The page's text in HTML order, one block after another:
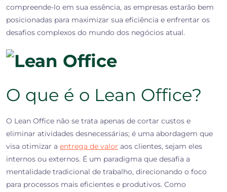
compreende-lo em sua essência, as empresas estarão bem
posicionadas para maximizar sua eficiência e enfrentar os
desafios complexos do mundo dos negócios atual.
O que é o Lean Office?
O Lean Office não se trata apenas de cortar custos e
eliminar atividades desnecessárias; é uma abordagem que
visa otimizar a entrega de valor aos clientes, sejam eles
internos ou externos. É um paradigma que desafia a
mentalidade tradicional de trabalho, direcionando o foco
para processos mais eficientes e produtivos. Como